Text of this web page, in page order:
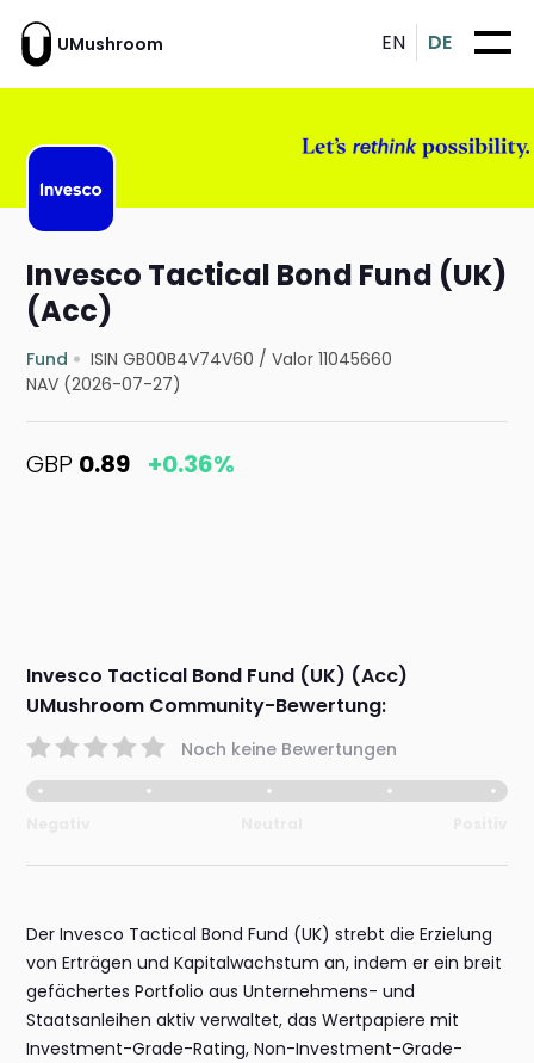
UMushroom EN DE
Invesco Tactical Bond Fund (UK)
(Acc)
Fund ISIN GB00B4V74V60 /Valor 11045660
NAV (2026-07-27)
GBP 0.89 +0.36%
Invesco Tactical Bond Fund (UK) (Acc)
UMushroom Community-Bewertung:
Noch keine Bewertungen
Der Invesco Tactical Bond Fund (UK) strebt die Erzielung
von Erträgen und Kapitalwachstum an, indem er ein breit
gefächertes Portfolio aus Unternehmens- und
Staatsanleihen aktiv verwaltet, das Wertpapiere mit
Investment-Grade-Rating, Non-Investment-Grade-